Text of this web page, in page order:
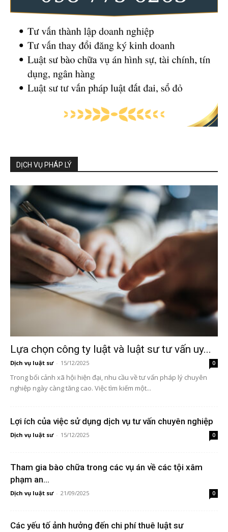
DỊCH VỤ PHÁP LÝ
Lựa chọn công ty luật và luật sư tư vấn uy...
Dịch vụ luật sư - 15/12/2025 0
Trong bối cảnh xã hội hiện đại, nhu cầu về tư vấn pháp lý chuyên
nghiệp ngày càng tăng cao. Việc tìm kiếm một...
Lợi ích của việc sử dụng dịch vụ tư vấn chuyên nghiệp
Dịch vụ luật sư - 15/12/2025 0
Tham gia bào chữa trong các vụ án về các tội xâm
phạm an...
Dịch vụ luật sư - 21/09/2025 0
Các yếu tố ảnh hưởng đến chi phí thuê luật sư